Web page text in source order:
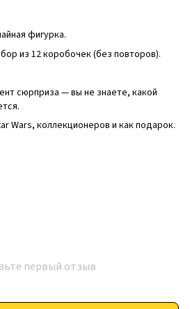
фигурка.
из 12 коробочек (без повторов).
сюрприза — вы не знаете, какой
Wars, коллекционеров и как подарок.
первый отзыв